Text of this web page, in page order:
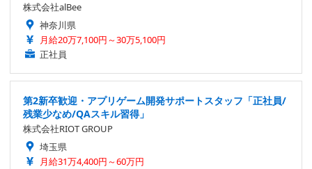
株式会社alBee
神奈川県
月給20万7,100円～30万5,100円
正社員
第2新卒歓迎・アプリゲーム開発サポートスタッフ「正社員/
残業少なめ/QAスキル習得」
株式会社RIOT GROUP
埼玉県
月給31万4,400円～60万円